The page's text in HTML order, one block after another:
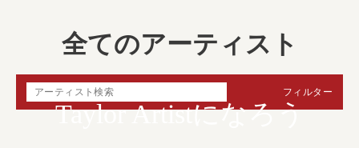
全てのアーティスト
フィルター
Taylor Artistになろう